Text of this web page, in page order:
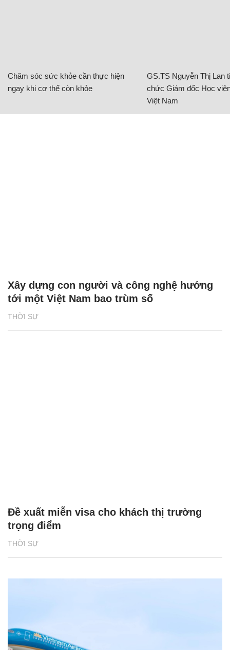
Chăm sóc sức khỏe cần thực hiện
ngay khi cơ thể còn khỏe
GS.TS Nguyễn Thị Lan
chức Giám đốc Học
Việt Nam
THỜI SỰ
Xây dựng con người và công nghệ hướng
tới một Việt Nam bao trùm số
THỜI SỰ
Đề xuất miễn visa cho khách thị trường
trọng điểm